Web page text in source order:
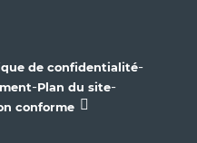
de confidentialité-
-Plan du site-
conforme